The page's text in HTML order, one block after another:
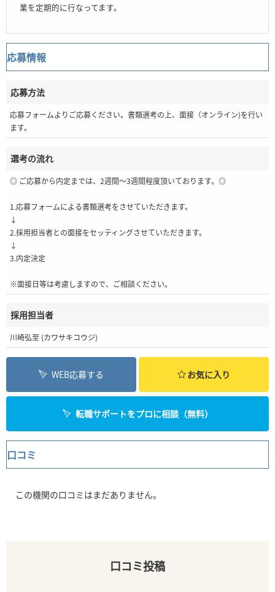
業を定期的に行なってます。
応募情報
応募方法
応募フォームよりご応募ください。書類選考の上、面接（オンライン)を行い
ます。
選考の流れ
◎ ご応募から内定までは、2週間～3週間程度頂いております。◎
1.応募フォームによる書類選考をさせていただきます。
↓
2.採用担当者との面接をセッティングさせていただきます。
↓
3.内定決定
※面接日等は考慮しますので、ご相談ください。
採用担当者
川崎弘至 (カワサキコウジ)
WEB応募する お気に入り
転職サポートをプロに相談（無料）
口コミ
この機関の口コミはまだありません。
口コミ投稿